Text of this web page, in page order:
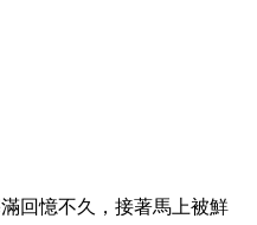
回憶不久，接著馬上被鮮